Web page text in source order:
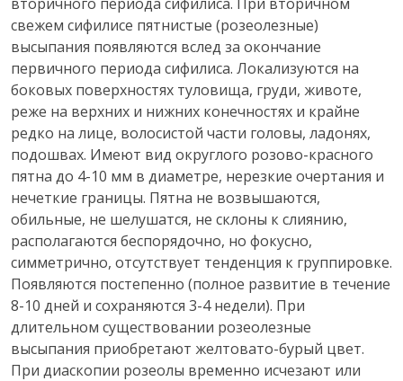
свежем сифилисе пятнистые (розеолезные)
высыпания появляются вслед за окончание
первичного периода сифилиса. Локализуются на
боковых поверхностях туловища, груди, животе,
реже на верхних и нижних конечностях и крайне
редко на лице, волосистой части головы, ладонях,
подошвах. Имеют вид округлого розово-красного
пятна до 4-10 мм в диаметре, нерезкие очертания и
нечеткие границы. Пятна не возвышаются,
обильные, не шелушатся, не склоны к слиянию,
располагаются беспорядочно, но фокусно,
симметрично, отсутствует тенденция к группировке.
Появляются постепенно (полное развитие в течение
8-10 дней и сохраняются 3-4 недели). При
длительном существовании розеолезные
высыпания приобретают желтовато-бурый цвет.
При диаскопии розеолы временно исчезают или